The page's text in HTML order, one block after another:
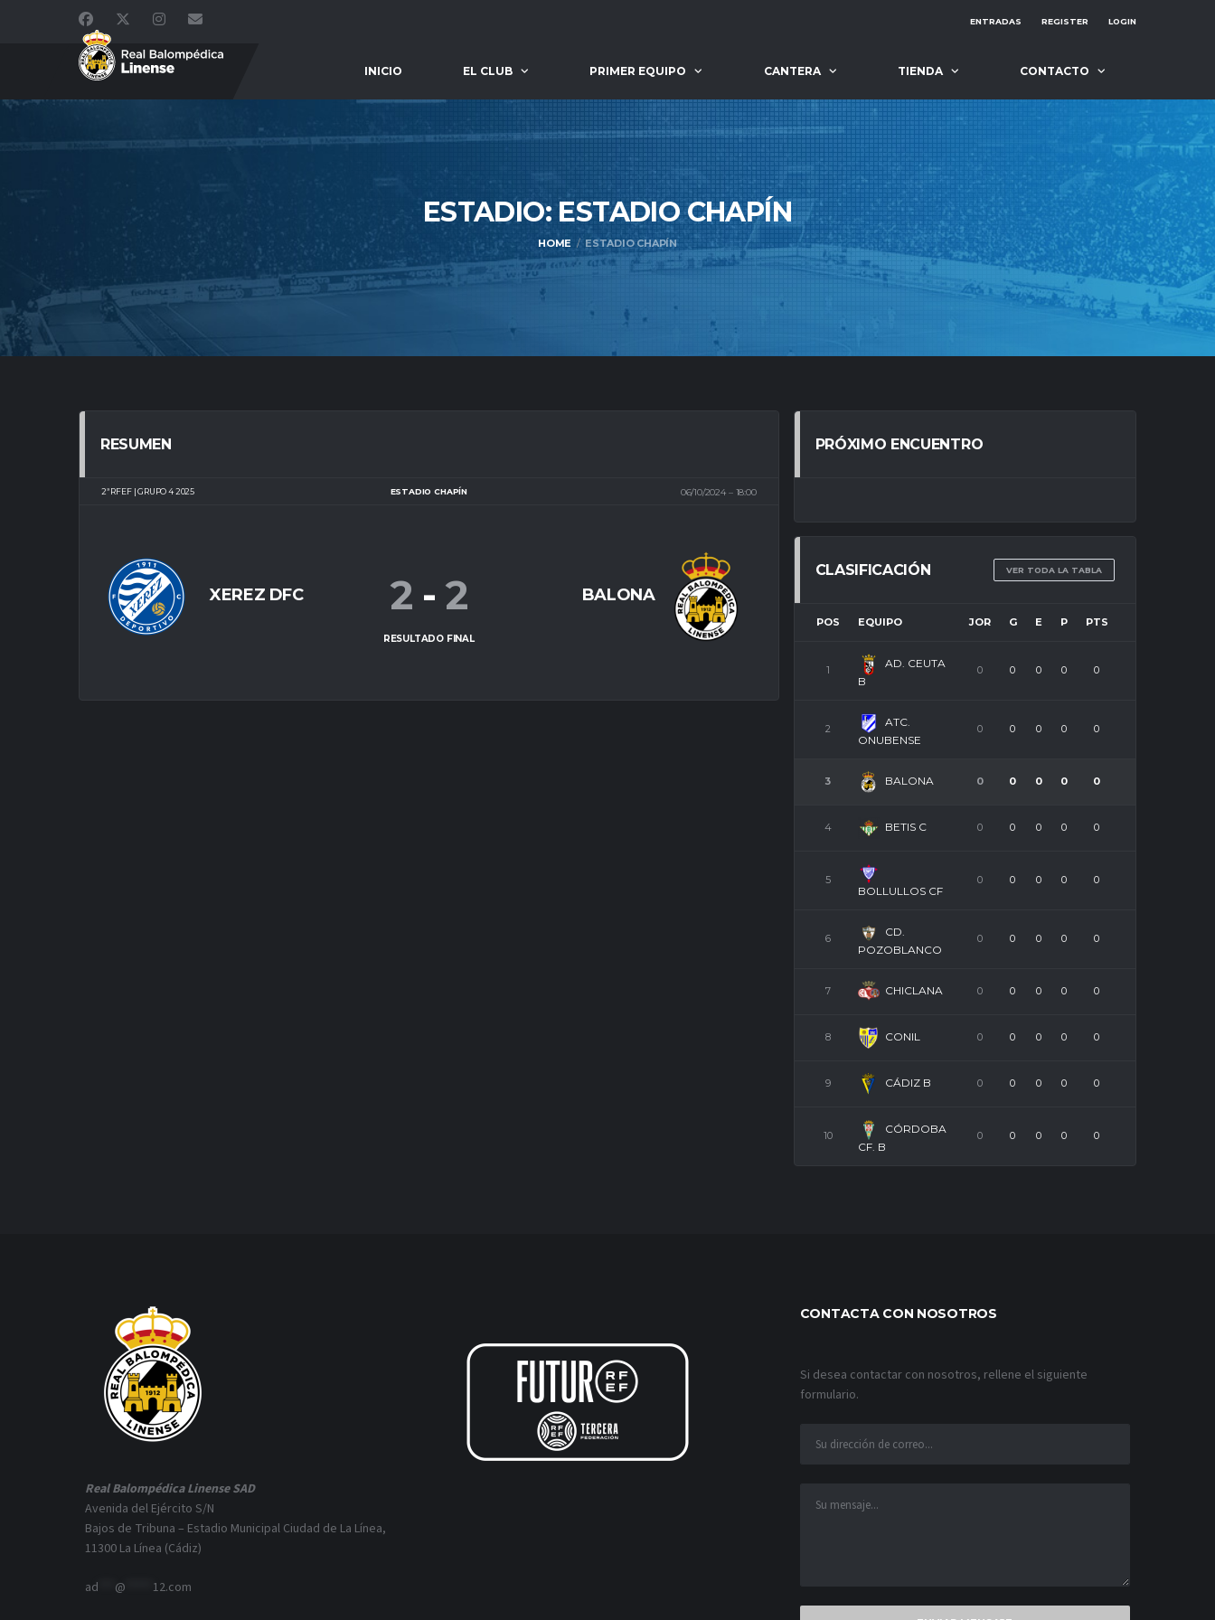
ENTRADAS REGISTER LOGIN
INICIO EL CLUB PRIMER EQUIPO CANTERA TIENDA CONTACTO
ESTADIO: ESTADIOCHAPÍN
HOME ESTADIO CHAPÍN
RESUMEN
2ª RFEF | GRUPO 4 2025 ESTADIO CHAPÍN 06/10/2024 18:00
XEREZ DFC BALONA
2 - 2
RESULTADO FINAL
PRÓXIMO ENCUENTRO
CLASIFICACIÓN VER TODA LA TABLA
POS EQUIPO JOR G E P PTS
1
AD. CEUTA
B
0 0 0 0 0
2
ATC.
ONUBENSE
0 0 0 0 0
3 BALONA 0 0 0 0 0
4 BETIS C 0 0 0 0 0
5
BOLLULLOS CF
0 0 0 0 0
6
CD.
POZOBLANCO
0 0 0 0 0
7 CHICLANA 0 0 0 0 0
8 CONIL 0 0 0 0 0
9 CÁDIZ B 0 0 0 0 0
10
CÓRDOBA
CF. B
0 0 0 0 0
Real Balompédica Linense SAD
Avenida del Ejército S/N
Bajos de Tribuna – Estadio Municipal Ciudad de La Línea,
11300 La Línea (Cádiz)
ad @ 12.com
CONTACTA CON NOSOTROS
Si desea contactar con nosotros, rellene el siguiente
formulario.